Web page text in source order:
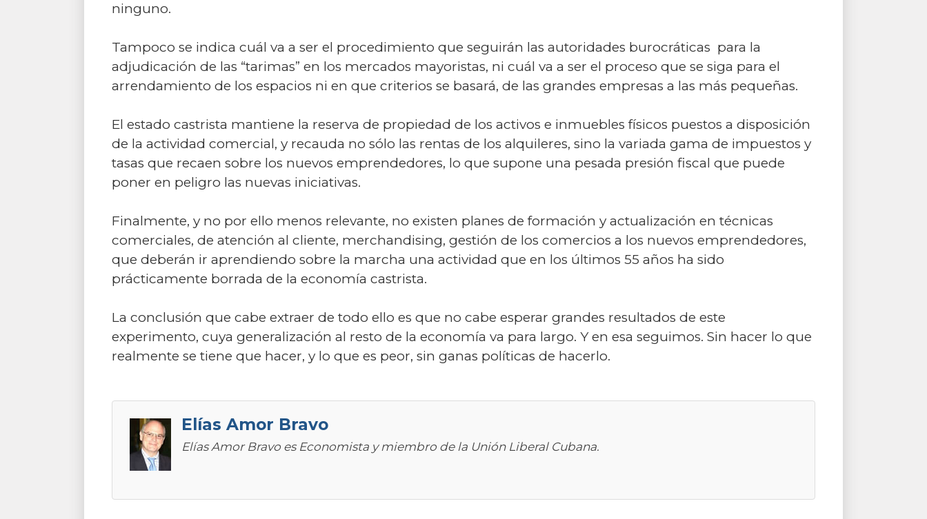
ninguno.
Tampoco se indica cuál va a ser el procedimiento que seguirán las autoridades burocráticas para la
adjudicación de las “tarimas” en los mercados mayoristas, ni cuál va a ser el proceso que se siga para el
arrendamiento de los espacios ni en que criterios se basará, de las grandes empresas a las más pequeñas.
El estado castrista mantiene la reserva de propiedad de los activos e inmuebles físicos puestos a disposición
de la actividad comercial, y recauda no sólo las rentas de los alquileres, sino la variada gama de impuestos y
tasas que recaen sobre los nuevos emprendedores, lo que supone una pesada presión fiscal que puede
poner en peligro las nuevas iniciativas.
Finalmente, y no por ello menos relevante, no existen planes de formación y actualización en técnicas
comerciales, de atención al cliente, merchandising, gestión de los comercios a los nuevos emprendedores,
que deberán ir aprendiendo sobre la marcha una actividad que en los últimos 55 años ha sido
prácticamente borrada de la economía castrista.
La conclusión que cabe extraer de todo ello es que no cabe esperar grandes resultados de este
experimento, cuya generalización al resto de la economía va para largo. Y en esa seguimos. Sin hacer lo que
realmente se tiene que hacer, y lo que es peor, sin ganas políticas de hacerlo.
Elías Amor Bravo
Elías Amor Bravo es Economista y miembro de la Unión Liberal Cubana.